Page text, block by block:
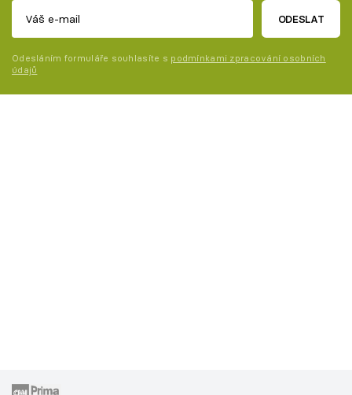
ODESLAT
Odesláním formuláře souhlasíte s podmínkami zpracování osobních
údajů